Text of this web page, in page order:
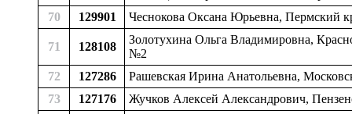
70
129901 Чеснокова Оксана Юрьевна, Пермский
71 128108
Золотухина Ольга Владимировна,
№2
72
127286
Рашевская Ирина Анатольевна,
73
127176
Жучков Алексей Александрович,